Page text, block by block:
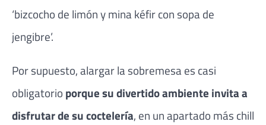
‘bizcocho de limón y mina kéfir con sopa de
jengibre’.
Por supuesto, alargar la sobremesa es casi
obligatorio porque su divertido ambiente invita a
disfrutar de su coctelería, en un apartado más chill